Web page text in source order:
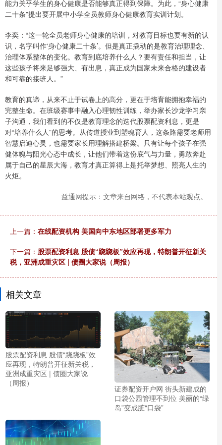
能力关乎学生的身心健康是否能够真正得到保障。为此，“身心健康
二十条”提出要开展中小学全员教师身心健康教育实训计划。
李奕：“这一轮全员老师身心健康的培训，对教育目标也要有新的认
识，名字叫作‘身心健康二十条’。但是真正撬动的是教育治理理念、
治理体系整体的变化。教育到底培养什么人？要有责任和担当，让
这些孩子将来足够强大、有出息，真正成为国家未来合格的建设者
和可靠的接班人。”
教育的真谛，从来不止于试卷上的高分，更在于培育能拥抱幸福的
完整生命。在班级赛事中融入心理韧性训练，举办家长沙龙学习亲
子沟通，我们看到的不仅是教育理念的迭代股票配资利息，更是
对“培养什么人”的思考。从传道授业到塑魂育人，这条路需要老师用
智慧启迪心灵，也需要家长用理解搭建桥梁。只有让每个孩子在强
健体魄与阳光心态中成长，让他们带着这份底气与力量，勇敢奔赴
属于自己的星辰大海，教育才真正算得上是托举梦想、照亮人生的
火炬。
益通网提示：文章来自网络，不代表本站观点。
上一篇： 在线配资机构 美国向中东地区部署更多军力
下一篇： 股票配资利息 股债“跷跷板”效应再现，特朗普开征新关
税，亚洲成重灾区 | 债圈大家说（周报）
相关文章
股票配资利息 股债“跷跷板”效
应再现，特朗普开征新关税，
亚洲成重灾区 | 债圈大家说
（周报）
证券配资开户网 街头新建成的
口袋公园管理不到位 美丽的“绿
岛”变成脏“口袋”